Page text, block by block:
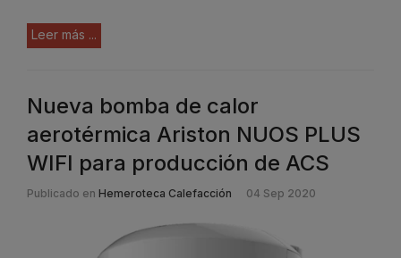
Leer más ...
Nueva bomba de calor
aerotérmica Ariston NUOS PLUS
WIFI para producción de ACS
Publicado en Hemeroteca Calefacción 04 Sep 2020